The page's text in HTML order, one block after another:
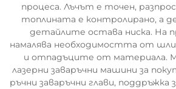
процеса. Лъчът е точен,
топлината е контролирано, а
детайлите остава ниска. На
намалява необходимостта от
и отпадъците от материала.
лазерни заваръчни машини за
ръчни заваръчни глави, поддръжка